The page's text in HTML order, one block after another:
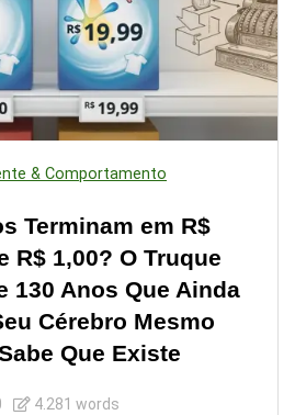
& Comportamento
Terminam em R$
R$ 1,00? O Truque
130 Anos Que Ainda
Cérebro Mesmo
Que Existe
4.281 words